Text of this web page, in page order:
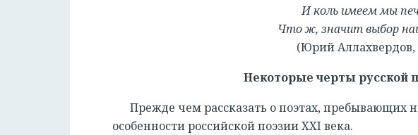
И коль имеем мы
Что ж, значит выбор
(Юрий Аллахвердов,
Некоторые черты русской
Прежде чем рассказать о поэтах, пребывающих
особенности российской поэзии XXI века.